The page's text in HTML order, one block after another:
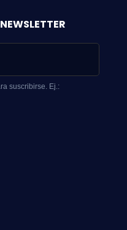
suscribirse. Ej.: